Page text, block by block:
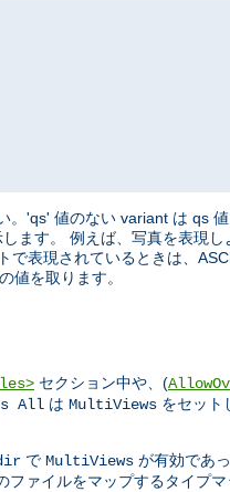
'qs' 値のない variant は qs
ます。 例えば、写真を表現し
表現されているときは、
値を取ります。
セクション中や、(
All は MultiViews をセット
で MultiViews が有効であ
ァイルをマップするタイプ